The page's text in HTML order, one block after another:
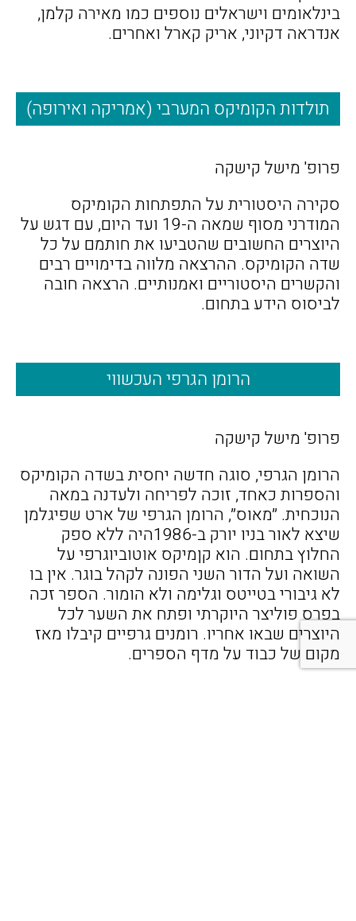
בינלאומים וישראלים נוספים כמו מאירה קלמן,
אנדראה דקיוני, אריק קארל ואחרים.
תולדות הקומיקס המערבי (אמריקה ואירופה)
פרופ' מישל קישקה
סקירה היסטורית על התפתחות הקומיקס
המודרני מסוף שמאה ה-19 ועד היום, עם דגש על
היוצרים החשובים שהטביעו את חותמם על כל
שדה הקומיקס. ההרצאה מלווה בדימויים רבים
והקשרים היסטוריים ואמנותיים. הרצאה חובה
לביסוס הידע בתחום.
הרומן הגרפי העכשווי
פרופ' מישל קישקה
‫הרומן הגרפי, סוגה חדשה יחסית בשדה הקומיקס
והספרות כאחד, זוכה לפריחה ולעדנה במאה
הנוכחית. ״מאוס״‫, הרומן הגרפי של ארט שפיגלמן
שיצא לאור בניו יורק ב‫-1986היה ללא ספק
החלוץ בתחום‫. ‫הוא קןמיקס אוטוביוגרפי על
השואה ועל הדור השני הפונה לקהל בוגר. אין בו
לא גיבורי בטייטס וגלימה ולא הומור. הספר זכה
בפרס פוליצר היוקרתי ופתח את השער לכל
היוצרים שבאו אחריו. רומנים גרפיים קיבלו מאז
מקום של כבוד על מדף הספרים.